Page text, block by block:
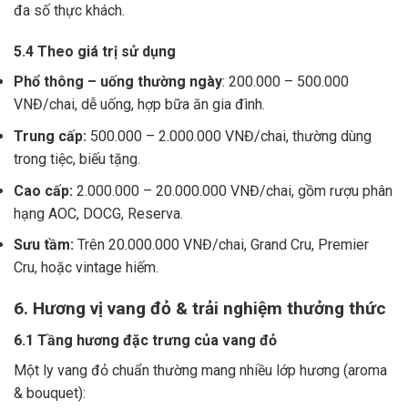
đa số thực khách.
5.4 Theo giá trị sử dụng
Phổ thông – uống thường ngày: 200.000 – 500.000
VNĐ/chai, dễ uống, hợp bữa ăn gia đình.
Trung cấp: 500.000 – 2.000.000 VNĐ/chai, thường dùng
trong tiệc, biếu tặng.
Cao cấp: 2.000.000 – 20.000.000 VNĐ/chai, gồm rượu phân
hạng AOC, DOCG, Reserva.
Sưu tầm: Trên 20.000.000 VNĐ/chai, Grand Cru, Premier
Cru, hoặc vintage hiếm.
6. Hương vị vang đỏ & trải nghiệm thưởng thức
6.1 Tầng hương đặc trưng của vang đỏ
Một ly vang đỏ chuẩn thường mang nhiều lớp hương (aroma
& bouquet):